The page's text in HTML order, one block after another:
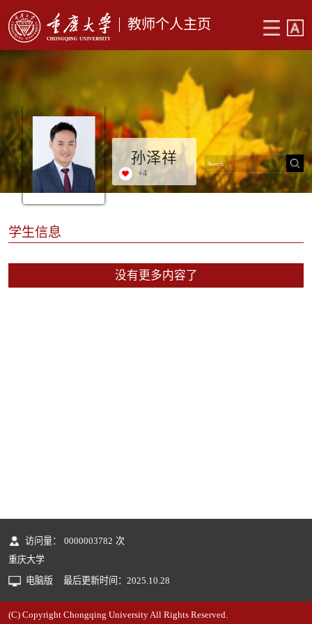
教师个人主页
孙泽祥
+4
学生信息
没有更多内容了
访问量： 0000003782 次
重庆大学
电脑版
最后更新时间： 2025 10 28
(C) Copyright Chongqing University All Rights Reserved.